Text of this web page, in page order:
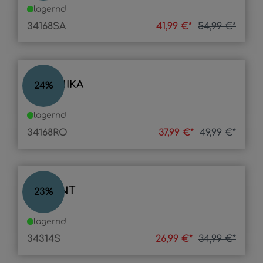
34168SA
lagernd
41,99 €* 54,99 €*
24%
VERONIKA
34168RO
lagernd
37,99 €* 49,99 €*
23%
LAMONT
34314S
lagernd
26,99 €* 34,99 €*